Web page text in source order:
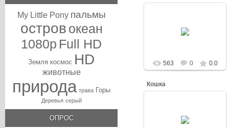
My Little Pony пальмы
остров океан
1080p Full HD
Земля космос HD
животные
природа трава Горы
Деревья серый
ОПРОС
563 0 0.0
Кошка